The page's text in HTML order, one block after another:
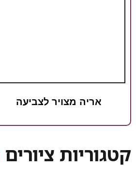
אריה מצויר לצביעה
קטגוריות ציורים